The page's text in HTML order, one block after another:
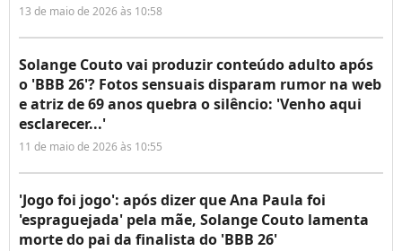
13 de maio de 2026 às 10:58
Solange Couto vai produzir conteúdo adulto após
o 'BBB 26'? Fotos sensuais disparam rumor na web
e atriz de 69 anos quebra o silêncio: 'Venho aqui
esclarecer...'
11 de maio de 2026 às 10:55
'Jogo foi jogo': após dizer que Ana Paula foi
'espraguejada' pela mãe, Solange Couto lamenta
morte do pai da finalista do 'BBB 26'